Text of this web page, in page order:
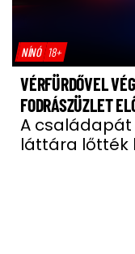
NÍNÓ 18+
VÉRFÜRDŐVEL
FODRÁSZÜZLET
A családapát
láttára lőtték